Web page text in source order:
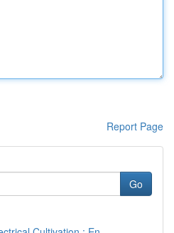
Report Page
Go